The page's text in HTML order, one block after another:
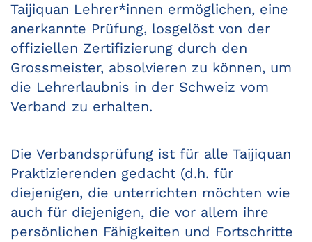
Taijiquan Lehrer*innen ermöglichen, eine
anerkannte Prüfung, losgelöst von der
offiziellen Zertifizierung durch den
Grossmeister, absolvieren zu können, um
die Lehrerlaubnis in der Schweiz vom
Verband zu erhalten.
Die Verbandsprüfung ist für alle Taijiquan
Praktizierenden gedacht (d.h. für
diejenigen, die unterrichten möchten wie
auch für diejenigen, die vor allem ihre
persönlichen Fähigkeiten und Fortschritte